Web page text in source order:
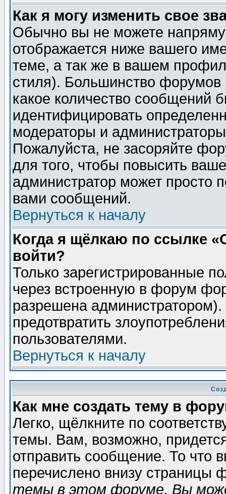
Как я могу изменить свое
Обычно вы не можете
отображается ниже вашего
теме, а так же в вашем
стиля). Большинство форумов
какое количество сообщений
идентифицировать
модераторы и
Пожалуйста, не засоряйте
для того, чтобы повысить
администратор может просто
вами сообщений.
Вернуться к началу
Когда я щёлкаю по ссылке
войти?
Только зарегистрированные
через встроенную в форум
разрешена
предотвратить
пользователями.
Вернуться к началу
Как мне создать тему в
Легко, щёлкните по
темы. Вам, возможно,
отправить сообщение. То что
перечислено внизу страницы
темы в этом форуме, Вы